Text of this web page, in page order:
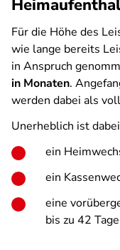
Für die Höhe des
wie lange bereits
in Anspruch
in Monaten.
werden dabei als
Unerheblich ist dabei
ein
ein
eine
bis zu 42